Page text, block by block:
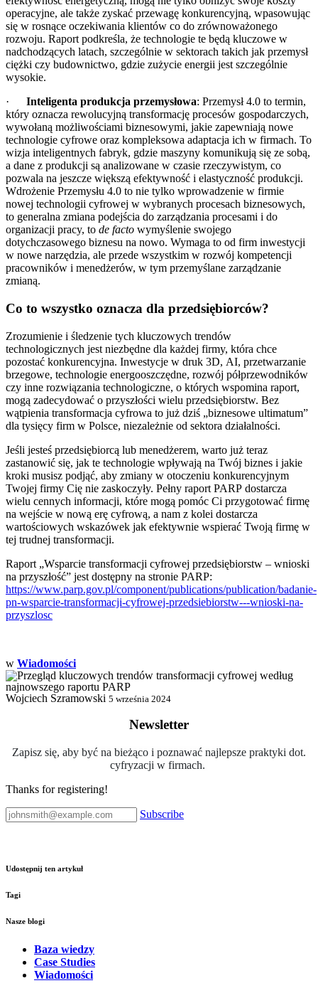
operacyjne, ale także zyskać przewagę konkurencyjną, wpasowując
się w rosnące oczekiwania klientów co do zrównoważonego
rozwoju. Raport podkreśla, że technologie te będą kluczowe w
nadchodzących latach, szczególnie w sektorach takich jak przemysł
ciężki czy budownictwo, gdzie zużycie energii jest szczególnie
wysokie.
· Inteligenta produkcja przemysłowa: Przemysł 4.0 to termin,
który oznacza rewolucyjną transformację procesów gospodarczych,
wywołaną możliwościami biznesowymi, jakie zapewniają nowe
technologie cyfrowe oraz kompleksowa adaptacja ich w firmach. To
wizja inteligentnych fabryk, gdzie maszyny komunikują się ze sobą,
a dane z produkcji są analizowane w czasie rzeczywistym, co
pozwala na jeszcze większą efektywność i elastyczność produkcji.
Wdrożenie Przemysłu 4.0 to nie tylko wprowadzenie w firmie
nowej technologii cyfrowej w wybranych procesach biznesowych,
to generalna zmiana podejścia do zarządzania procesami i do
organizacji pracy, to de facto wymyślenie swojego
dotychczasowego biznesu na nowo. Wymaga to od firm inwestycji
w nowe narzędzia, ale przede wszystkim w rozwój kompetencji
pracowników i menedżerów, w tym przemyślane zarządzanie
zmianą.
Co to wszystko oznacza dla przedsiębiorców?
Zrozumienie i śledzenie tych kluczowych trendów
technologicznych jest niezbędne dla każdej firmy, która chce
pozostać konkurencyjna. Inwestycje w druk 3D, AI, przetwarzanie
brzegowe, technologie energooszczędne, rozwój półprzewodników
czy inne rozwiązania technologiczne, o których wspomina raport,
mogą zadecydować o przyszłości wielu przedsiębiorstw. Bez
wątpienia transformacja cyfrowa to już dziś „biznesowe ultimatum”
dla tysięcy firm w Polsce, niezależnie od sektora działalności.
Jeśli jesteś przedsiębiorcą lub menedżerem, warto już teraz
zastanowić się, jak te technologie wpływają na Twój biznes i jakie
kroki musisz podjąć, aby zmiany w otoczeniu konkurencyjnym
Twojej firmy Cię nie zaskoczyły. Pełny raport PARP dostarcza
wielu cennych informacji, które mogą pomóc Ci przygotować firmę
na wejście w nową erę cyfrową, a nam z kolei dostarcza
wartościowych wskazówek jak efektywnie wspierać Twoją firmę w
tej trudnej transformacji.
Raport „Wsparcie transformacji cyfrowej przedsiębiorstw – wnioski
na przyszłość” jest dostępny na stronie PARP:
https://www.parp.gov.pl/component/publications/publication/badanie-
pn-wsparcie-transformacji-cyfrowej-przedsiebiorstw---wnioski-na-
przyszlosc
w Wiadomości
Wojciech Szramowski 5 września 2024
Newsletter
Zapisz się, aby być na bieżąco i poznawać najlepsze praktyki dot.
cyfryzacji w firmach.
Thanks for registering!
Subscribe
Udostępnij ten artykuł
Tagi
Nasze blogi
Baza wiedzy
Case Studies
Wiadomości